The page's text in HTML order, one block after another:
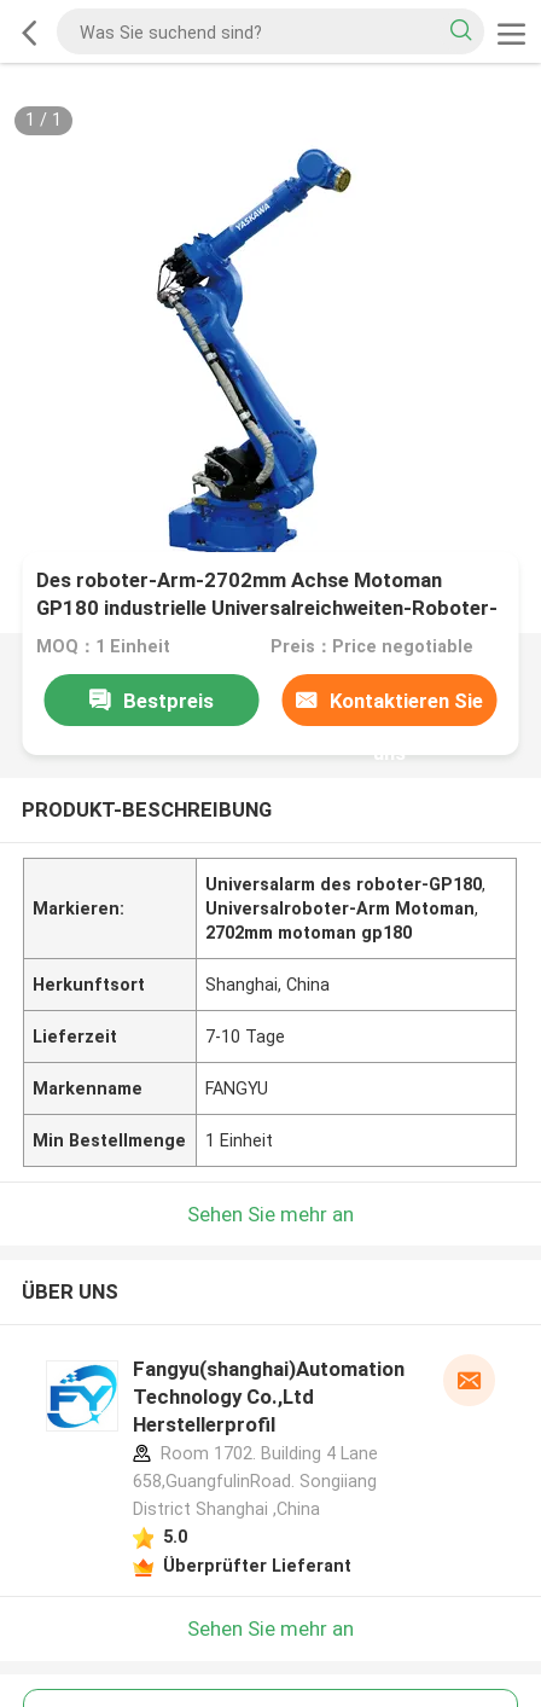
1 / 1
Des roboter-Arm-2702mm Achse Motoman
GP180 industrielle Universalreichweiten-Roboter-
des Arm-6 für die materielle Abbau-Behandlung
MOQ：1 Einheit Preis：Price negotiable
Bestpreis Kontaktieren Sie
uns
PRODUKT-BESCHREIBUNG
Markieren:
Universalarm des roboter-GP180,
Universalroboter-Arm Motoman,
2702mm motoman gp180
Herkunftsort Shanghai, China
Lieferzeit 7-10 Tage
Markenname FANGYU
Min Bestellmenge 1 Einheit
Sehen Sie mehr an
ÜBER UNS
Fangyu(shanghai)Automation
Technology Co.,Ltd
Herstellerprofil
Room 1702. Building 4 Lane
658,GuangfulinRoad. Songiiang
District Shanghai ,China
5.0
Überprüfter Lieferant
Sehen Sie mehr an